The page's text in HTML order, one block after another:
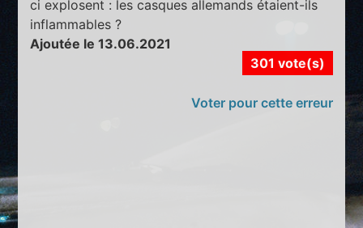
ci explosent : les casques allemands étaient-ils
inflammables ?
Ajoutée le 13.06.2021
301 vote(s)
Voter pour cette erreur